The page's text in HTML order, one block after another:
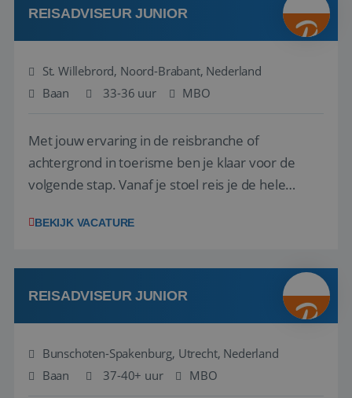
boeken! ...
REISADVISEUR JUNIOR
St. Willebrord, Noord-Brabant, Nederland
Baan
33-36 uur MBO
Met jouw ervaring in de reisbranche of
achtergrond in toerisme ben je klaar voor de
volgende stap. Vanaf je stoel reis je de hele
wensen van je team, je klant en wat er in de
klanten te overtuigen om die droomreis te
boeken! ...
BEKIJK VACATURE
REISADVISEUR JUNIOR
Bunschoten-Spakenburg, Utrecht, Nederland
Baan
37-40+ uur MBO